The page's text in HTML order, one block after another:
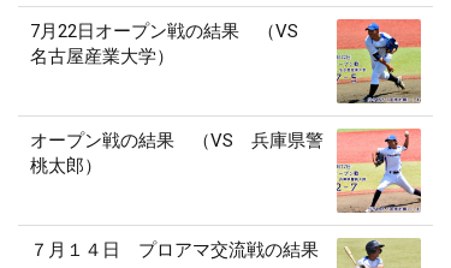
7月22日オープン戦の結果 （VS
名古屋産業大学）
オープン戦の結果 （VS 兵庫県警
桃太郎）
７月１４日 プロアマ交流戦の結果